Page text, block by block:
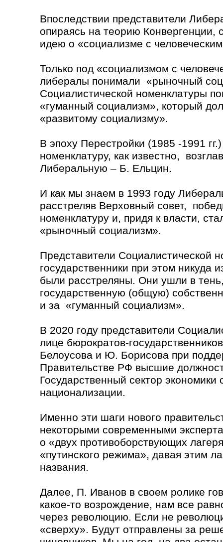
Впоследствии представители
опираясь на теорию
идею о «социализме с
Только под «социализмом с
либералы понимали «рыночный
Социалистической номенклатуры
«гуманный социализм», который
«развитому социализму».
В эпоху Перестройки (1985 -1991
номенклатуру, как известно,
Либеральную – Б. Ельцин.
И как мы знаем в 1993 году
расстреляв Верховный совет,
номенклатуру и, придя к власти,
«рыночный социализм».
Представители Социалистической
государственники при этом никуда
были расстреляны. Они ушли в
государственную (общую)
и за «гуманный социализм».
В 2020 году представители
лице бюрократов-
Белоусова и Ю. Борисова при
Правительстве РФ высшие
Государственный сектор
национализации.
Именно эти шаги нового
некоторыми современными
о «двух противоборствующих
«путинского режима», давая этим
названия.
Далее, П. Иванов в своем ролике
какое-то возрождение, нам все
через революцию. Если не
«сверху». Будут отправлены за